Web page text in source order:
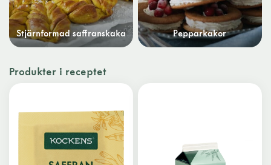
Stjärnformad saffranskaka Pepparkakor
Produkter i receptet